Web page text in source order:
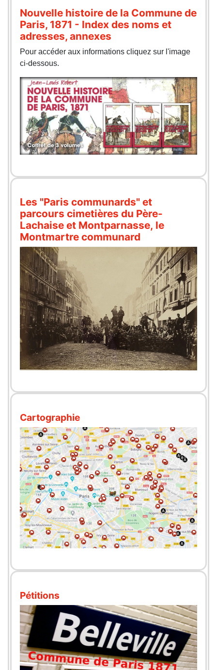
Nouvelle histoire de la Commune de
Paris, 1871 - Index des noms et
adresses, annexes
Pour accéder aux informations cliquez sur l'image
ci-dessous.
Les "Paris communards" et
parcours cimetières du Père-
Lachaise et Montparnasse, le
Montmartre communard
Cartographie
Pétitions